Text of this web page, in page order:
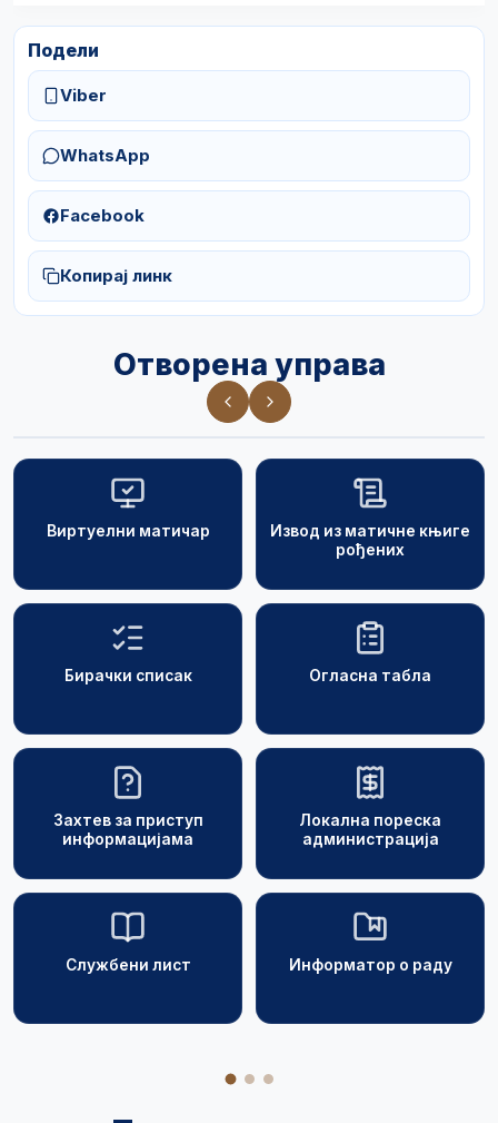
Подели
Viber
WhatsApp
Facebook
Копирај линк
Отворена управа
Виртуелни матичар
Извод из матичне књиге
рођених
Бирачки списак Огласна табла
Захтев за приступ
информацијама
Локална пореска
администрација
Службени лист Информатор о раду